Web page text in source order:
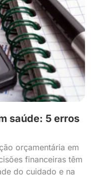
saúde: 5 erros
orçamentária em
financeiras têm
do cuidado e na